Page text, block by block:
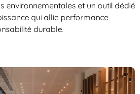
environnementales et un outil dédié
qui allie performance
durable.